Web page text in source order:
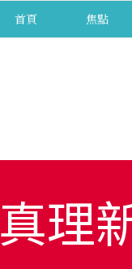
首頁 焦點
真理